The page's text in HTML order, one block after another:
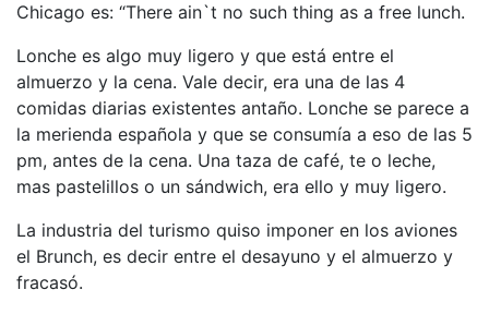
Chicago es: “There ain`t no such thing as a free lunch.
Lonche es algo muy ligero y que está entre el
almuerzo y la cena. Vale decir, era una de las 4
comidas diarias existentes antaño. Lonche se parece a
la merienda española y que se consumía a eso de las 5
pm, antes de la cena. Una taza de café, te o leche,
mas pastelillos o un sándwich, era ello y muy ligero.
La industria del turismo quiso imponer en los aviones
el Brunch, es decir entre el desayuno y el almuerzo y
fracasó.